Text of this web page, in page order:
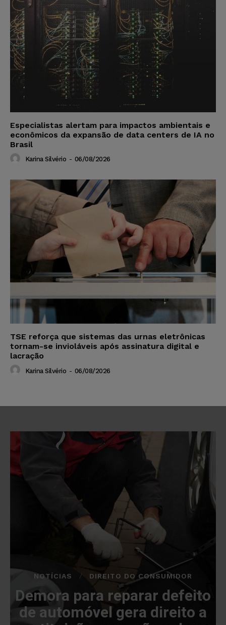
Especialistas alertam para impactos ambientais e
econômicos da expansão de data centers de IA no
Brasil
Karina Silvério - 06/08/2026
TSE reforça que sistemas das urnas eletrônicas
tornam-se invioláveis após assinatura digital e
lacração
Karina Silvério - 06/08/2026